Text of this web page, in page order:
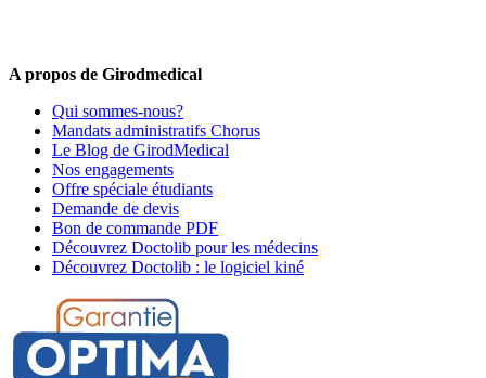
A propos de Girodmedical
Qui sommes-nous?
Mandats administratifs Chorus
Le Blog de GirodMedical
Nos engagements
Offre spéciale étudiants
Demande de devis
Bon de commande PDF
Découvrez Doctolib pour les médecins
Découvrez Doctolib : le logiciel kiné